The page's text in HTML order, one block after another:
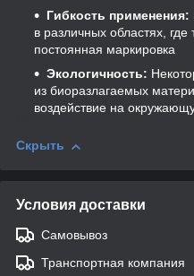
Гибкость применения:
в различных областях,
постоянная маркировка
Экологичность:
из биоразлагаемых
воздействие на
Скрыть
Условия доставки
Самовывоз
Транспортная компания